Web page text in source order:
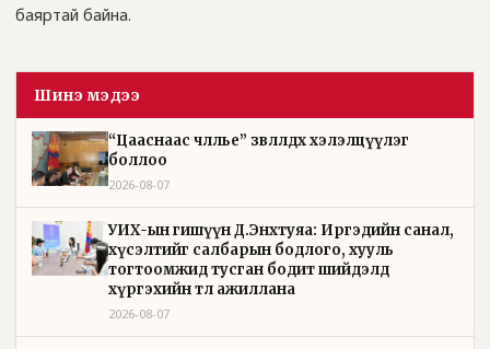
баяртай байна.
Шинэ мэдээ
“Цааснаас чөлөөлье” зөвлөлдөх хэлэлцүүлэг
боллоо
2026-08-07
УИХ-ын гишүүн Д.Энхтуяа: Иргэдийн санал,
хүсэлтийг салбарын бодлого, хууль
тогтоомжид тусган бодит шийдэлд
хүргэхийн төлөө ажиллана
2026-08-07